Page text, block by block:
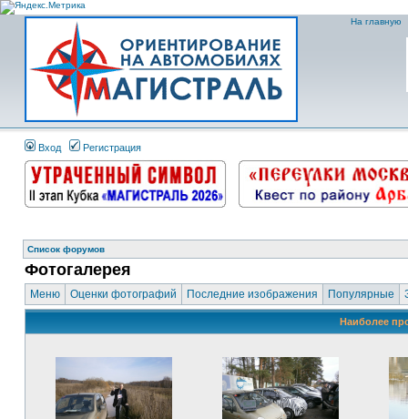
На главную
Вход Регистрация
Список форумов
Фотогалерея
Меню Оценки фотографий Последние изображения Популярные
Наиболее